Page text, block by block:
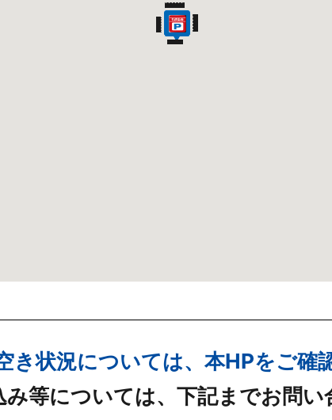
き状況については、本HPをご確
等については、下記までお問い